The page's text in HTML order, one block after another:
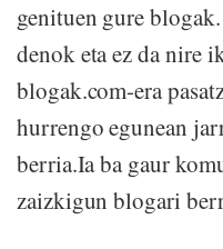
genituen gure
denok eta ez da nire
blogak.com-era
hurrengo egunean
berria.Ia ba gaur
zaizkigun blogari